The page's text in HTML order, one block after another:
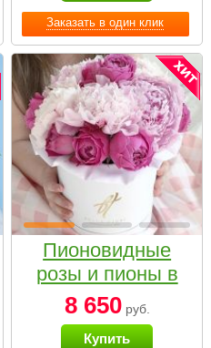
Заказать в один клик
Пионовидные
розы и пионы в
белой коробке
Small
8 650руб.
Купить